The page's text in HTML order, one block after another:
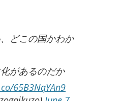
どこの国かわか
があるのだか
65B3NqYAn9